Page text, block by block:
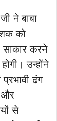
ने बाबा
को
करने
उन्होंने
ढंग
और
से